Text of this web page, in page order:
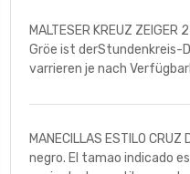
MALTESER KREUZ
Gröe ist derStundenkreis-
varrieren je nach
MANECILLAS ESTILO
negro. El tamao indicado